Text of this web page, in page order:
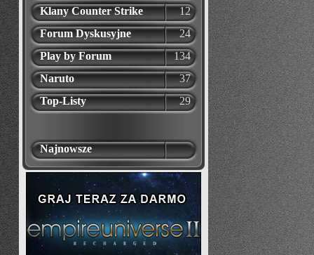
Klany Counter Strike
12
Forum Dyskusyjne
24
Play by Forum
134
Naruto
37
Top-Listy
29
Najnowsze